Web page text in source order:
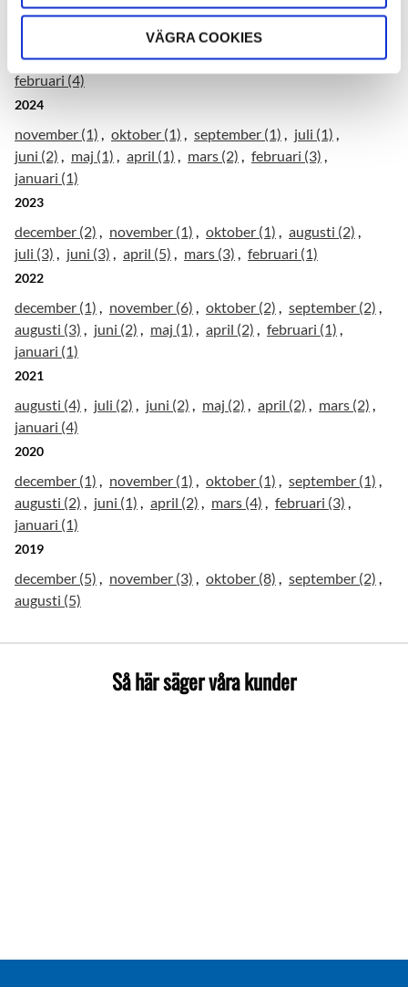
VÄGRA COOKIES
2025
november (2) oktober (1)
augusti (1)
juli (1) juni (2) maj (3) april (3)
mars (2)
februari (4)
2024
november (1) oktober (1) september (1)
juli (1)
juni (2)
maj (1) april (1) mars (2)
februari (3)
januari (1)
2023
december (2) november (1) oktober (1)
augusti (2)
juli (3)
juni (3) april (5) mars (3) februari (1)
2022
december (1) november (6) oktober (2)
september (2)
augusti (3)
juni (2) maj (1) april (2)
februari (1)
januari (1)
2021
augusti (4) juli (2) juni (2) maj (2) april (2)
mars (2)
januari (4)
2020
december (1) november (1) oktober (1)
september (1)
augusti (2)
juni (1) april (2) mars (4)
februari (3)
januari (1)
2019
december (5) november (3) oktober (8)
september (2)
augusti (5)
Så här säger våra kunder